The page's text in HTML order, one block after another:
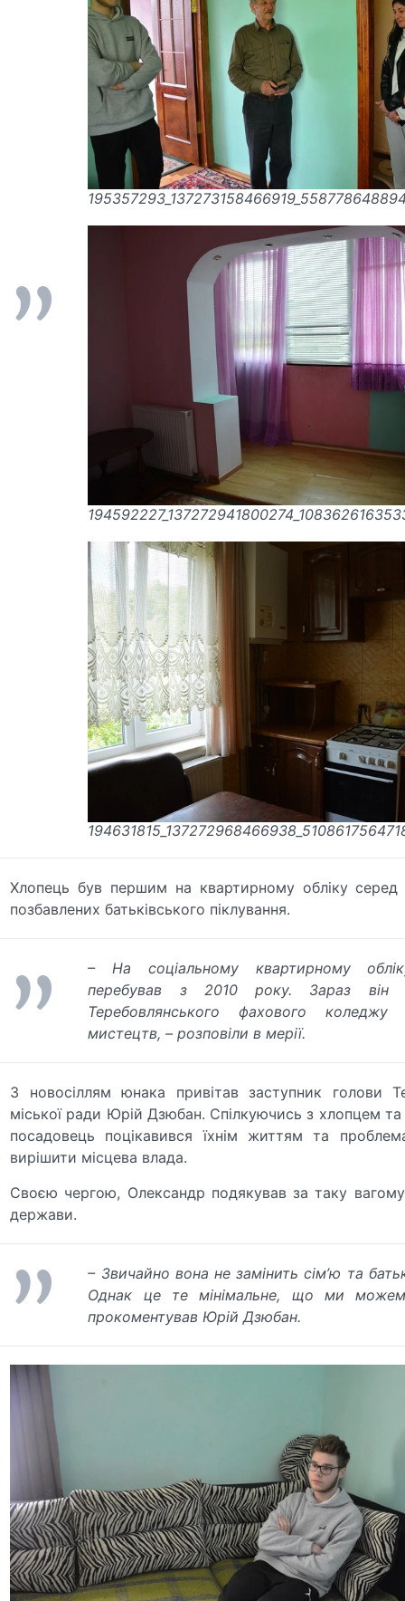
Хлопець був першим на квартирному обліку серед
позбавлених батьківського піклування.
– На соціальному квартирному
перебував з 2010 року. Зараз він
Теребовлянського фахового
мистецтв, – розповіли в мерії.
З новосіллям юнака привітав заступник голови
міської ради Юрій Дзюбан. Спілкуючись з хлопцем та
посадовець поцікавився їхнім життям та
вирішити місцева влада.
Своєю чергою, Олександр подякував за таку вагому
держави.
– Звичайно вона не замінить сім’ю та
Однак це те мінімальне, що ми
прокоментував Юрій Дзюбан.